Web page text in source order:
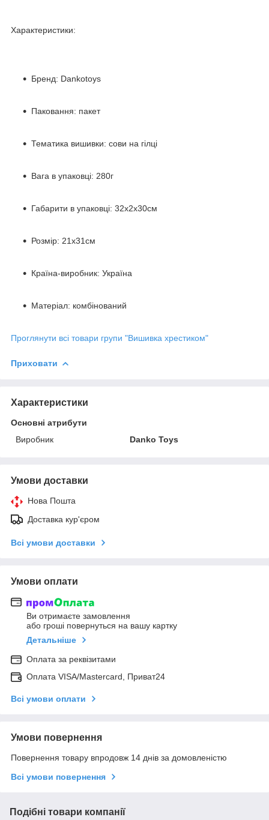
Характеристики:
Бренд: Dankotoys
Паковання: пакет
Тематика вишивки: сови на гілці
Вага в упаковці: 280г
Габарити в упаковці: 32x2x30см
Розмір: 21х31см
Країна-виробник: Україна
Матеріал: комбінований
Проглянути всі товари групи "Вишивка хрестиком"
Приховати
Характеристики
Основні атрибути
Виробник
Danko Toys
Умови доставки
Нова Пошта
Доставка кур'єром
Всі умови доставки
Умови оплати
Ви отримаєте замовлення
або гроші повернуться на вашу картку
Детальніше
Оплата за реквізитами
Оплата VISA/Mastercard, Приват24
Всі умови оплати
Умови повернення
Повернення товару впродовж 14 днів за домовленістю
Всі умови повернення
Подібні товари компанії